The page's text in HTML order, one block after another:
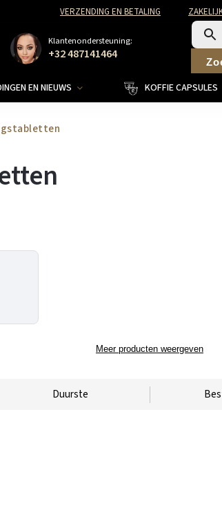
VERZENDING EN BETALING
Klantenondersteuning:
+32 487141464
EN NIEUWS KOFFIE CAPSULES
Meer producten weergeven
Duurste